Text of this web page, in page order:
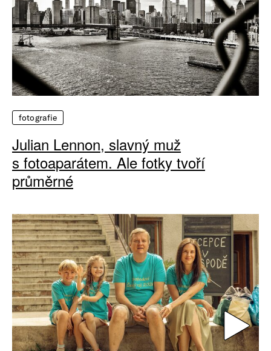
fotografie
Julian Lennon, slavný muž
s fotoaparátem. Ale fotky tvoří
průměrné